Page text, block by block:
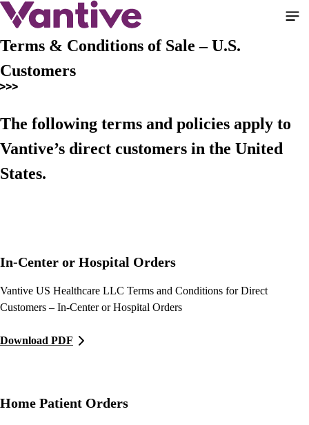
Aller
contenu
Terms & Conditions of Sale – U.S.
Customers
The following terms and policies apply to
Vantive’s direct customers in the United
States.
In-Center or Hospital Orders
Vantive US Healthcare LLC Terms and Conditions for Direct
Customers – In-Center or Hospital Orders
Download PDF
Home Patient Orders